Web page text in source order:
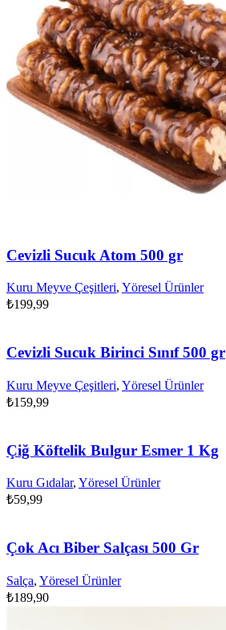
Cevizli Sucuk Atom 500 gr
Kuru Meyve Çeşitleri, Yöresel Ürünler
₺199,99
Cevizli Sucuk Birinci Sınıf 500 gr
Kuru Meyve Çeşitleri, Yöresel Ürünler
₺159,99
Çiğ Köftelik Bulgur Esmer 1 Kg
Kuru Gıdalar, Yöresel Ürünler
₺59,99
Çok Acı Biber Salçası 500 Gr
Salça, Yöresel Ürünler
₺189,90